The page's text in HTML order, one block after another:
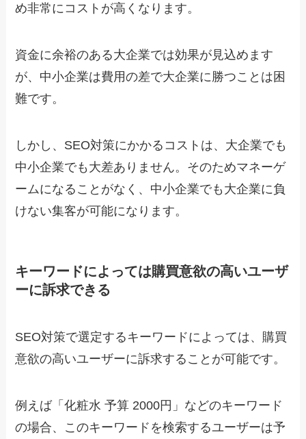
め非常にコストが高くなります。
資金に余裕のある大企業では効果が見込めます
が、中小企業は費用の差で大企業に勝つことは困
難です。
しかし、SEO対策にかかるコストは、大企業でも
中小企業でも大差ありません。そのためマネーゲ
ームになることがなく、中小企業でも大企業に負
けない集客が可能になります。
キーワードによっては購買意欲の高いユーザ
ーに訴求できる
SEO対策で選定するキーワードによっては、購買
意欲の高いユーザーに訴求することが可能です。
例えば「化粧水 予算 2000円」などのキーワード
の場合、このキーワードを検索するユーザーは予